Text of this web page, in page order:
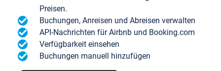
Preisen.
Buchungen, Anreisen und Abreisen verwalten
API-Nachrichten für Airbnb und Booking.com
Verfügbarkeit einsehen
Buchungen manuell hinzufügen